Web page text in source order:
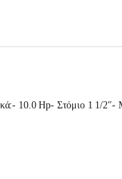
10.0 Hp- Στόμιο 1 1/